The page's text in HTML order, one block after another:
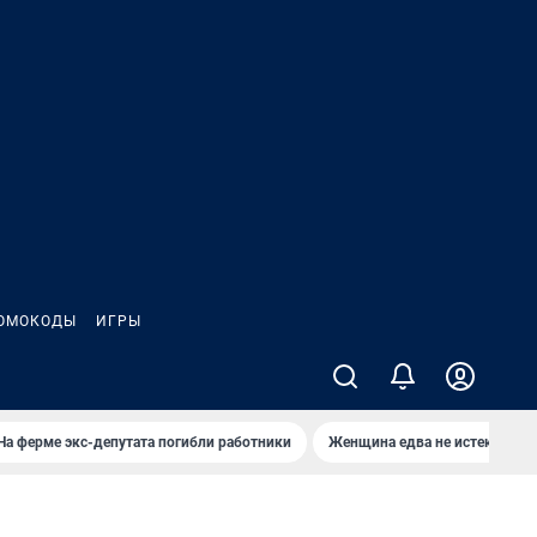
ИГРЫ
ферме экс-депутата погибли работники Женщина едва не истекла